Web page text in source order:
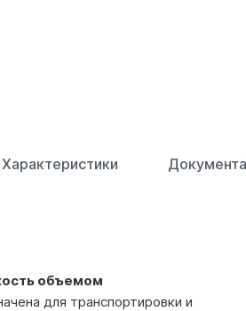
Характеристики
объемом
для транспортировки и